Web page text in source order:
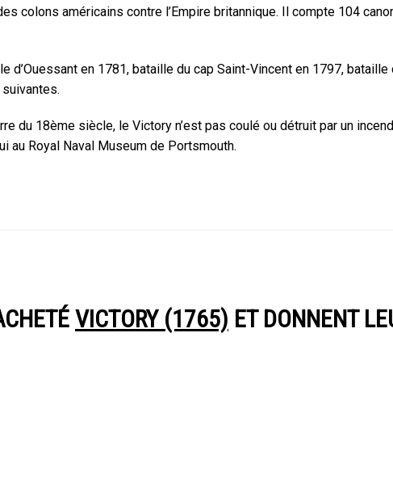
colons américains contre l’Empire britannique. Il compte 104
en 1781, bataille du cap Saint-Vincent en 1797,
du 18ème siècle, le Victory n’est pas coulé ou détruit par un
au Royal Naval Museum de Portsmouth.
VICTORY (1765) ET DONNENT